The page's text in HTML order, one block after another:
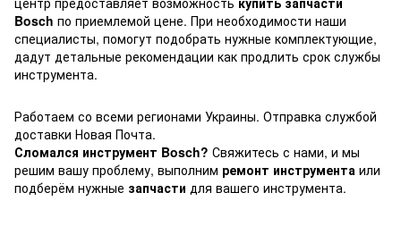
Bosch по приемлемой цене. При необходимости наши
специалисты, помогут подобрать нужные комплектующие,
дадут детальные рекомендации как продлить срок службы
инструмента.
Работаем со всеми регионами Украины. Отправка службой
доставки Новая Почта.
Сломался инструмент Bosch? Свяжитесь с нами, и мы
решим вашу проблему, выполним ремонт инструмента или
подберём нужные запчасти для вашего инструмента.